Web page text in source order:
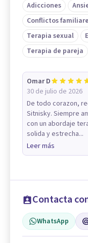
Adicciones
Conflictos
Terapia sexual
Terapia de pareja
Omar D
30 de julio de 2026
De todo corazon,
Sitnisky. Siempre
con un abordaje
solida y estrecha...
Leer más
Contacta
WhatsApp